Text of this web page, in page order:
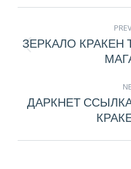
ЗЕРКАЛО КРАКЕН
ДАРКНЕТ ССЫЛКА